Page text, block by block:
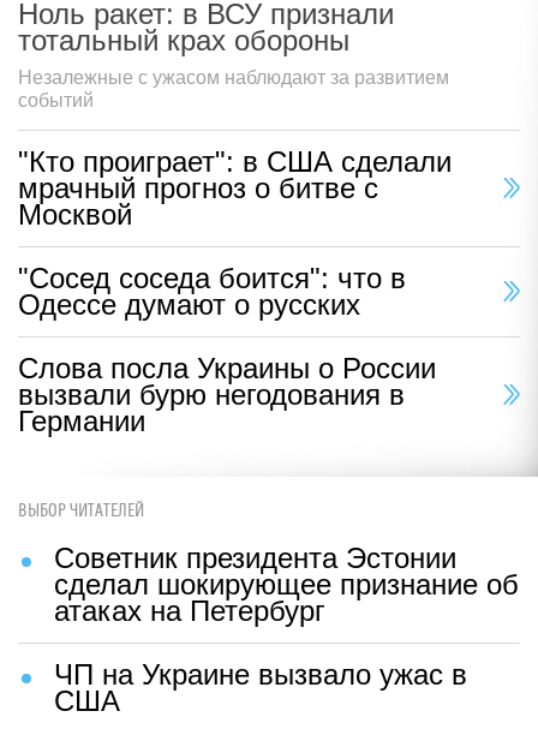
Ноль ракет: в ВСУ признали
тотальный крах обороны
Незалежные с ужасом наблюдают за развитием
событий
"Кто проиграет": в США сделали
мрачный прогноз о битве с
Москвой
"Сосед соседа боится": что в
Одессе думают о русских
Слова посла Украины о России
вызвали бурю негодования в
Германии
ВЫБОР ЧИТАТЕЛЕЙ
Советник президента Эстонии
сделал шокирующее признание об
атаках на Петербург
ЧП на Украине вызвало ужас в
США